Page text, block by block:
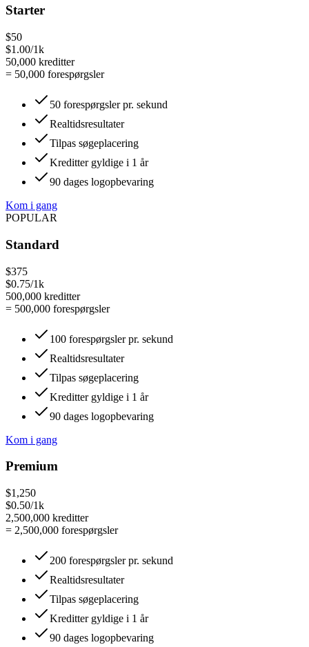
Starter
$50
$1.00/1k
50,000 kreditter
= 50,000 forespørgsler
50 forespørgsler pr. sekund
Realtidsresultater
Tilpas søgeplacering
Kreditter gyldige i 1 år
90 dages logopbevaring
Kom i gang
POPULAR
Standard
$375
$0.75/1k
500,000 kreditter
= 500,000 forespørgsler
100 forespørgsler pr. sekund
Realtidsresultater
Tilpas søgeplacering
Kreditter gyldige i 1 år
90 dages logopbevaring
Kom i gang
Premium
$1,250
$0.50/1k
2,500,000 kreditter
= 2,500,000 forespørgsler
200 forespørgsler pr. sekund
Realtidsresultater
Tilpas søgeplacering
Kreditter gyldige i 1 år
90 dages logopbevaring